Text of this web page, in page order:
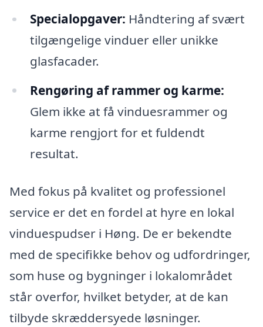
Specialopgaver: Håndtering af svært
tilgængelige vinduer eller unikke
glasfacader.
Rengøring af rammer og karme:
Glem ikke at få vinduesrammer og
karme rengjort for et fuldendt
resultat.
Med fokus på kvalitet og professionel
service er det en fordel at hyre en lokal
vinduespudser i Høng. De er bekendte
med de specifikke behov og udfordringer,
som huse og bygninger i lokalområdet
står overfor, hvilket betyder, at de kan
tilbyde skræddersyede løsninger.